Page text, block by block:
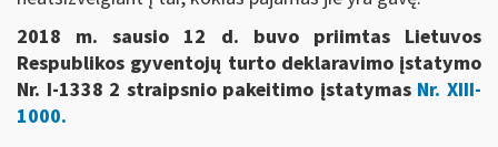
2018 m. sausio 12 d. buvo priimtas Lietuvos
Respublikos gyventojų turto deklaravimo įstatymo
Nr. I-1338 2 straipsnio pakeitimo įstatymas Nr. XIII-
1000.